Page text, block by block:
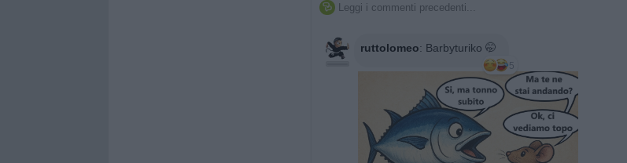
 Leggi i commenti precedenti...
ruttolomeo: Barbyturiko 🤭
5